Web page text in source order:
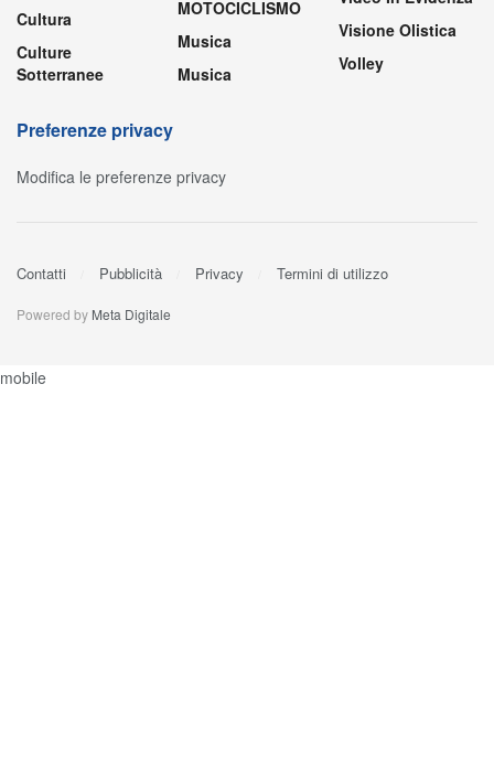
Cultura
Culture
Sotterranee
MOTOCICLISMO
Musica
Musica
Visione Olistica
Volley
Preferenze privacy
Modifica le preferenze privacy
Contatti Pubblicità Privacy Termini di utilizzo
Powered by Meta Digitale